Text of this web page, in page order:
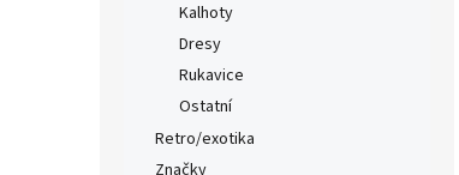
Kalhoty
Dresy
Rukavice
Ostatní
Retro/exotika